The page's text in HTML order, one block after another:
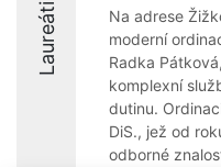
Laureáti
Na adrese
moderní
Radka
komplexní
dutinu.
DiS., jež od
odborné